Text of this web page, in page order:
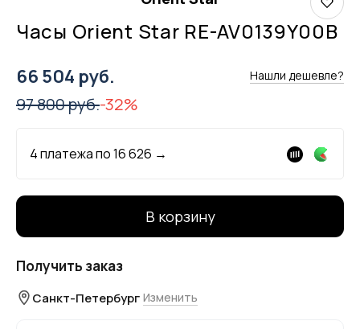
Часы Orient Star RE-AV0139Y00B
66 504 руб. Нашли дешевле?
97 800 руб.-32%
4 платежа по16 626 →
В корзину
Получить заказ
Санкт-Петербург Изменить